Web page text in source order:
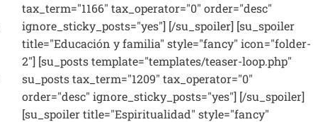
tax_term="1166" tax_operator="0" order="desc"
ignore_sticky_posts="yes"] [/su_spoiler] [su_spoiler
title="Educación y familia" style="fancy" icon="folder-
2"] [su_posts template="templates/teaser-loop.php"
su_posts tax_term="1209" tax_operator="0"
order="desc" ignore_sticky_posts="yes"] [/su_spoiler]
[su_spoiler title="Espiritualidad" style="fancy"